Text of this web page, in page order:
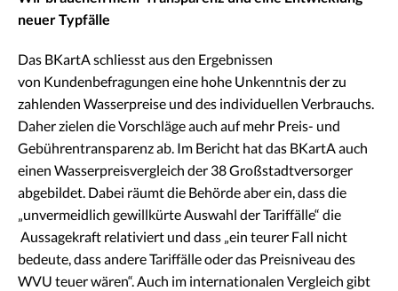
neuer Typfälle
Das BKartA schliesst aus den Ergebnissen
von Kundenbefragungen eine hohe Unkenntnis der zu
zahlenden Wasserpreise und des individuellen Verbrauchs.
Daher zielen die Vorschläge auch auf mehr Preis- und
Gebührentransparenz ab. Im Bericht hat das BKartA auch
einen Wasserpreisvergleich der 38 Großstadtversorger
abgebildet. Dabei räumt die Behörde aber ein, dass die
„unvermeidlich gewillkürte Auswahl der Tariffälle“ die
Aussagekraft relativiert und dass „ein teurer Fall nicht
bedeute, dass andere Tariffälle oder das Preisniveau des
WVU teuer wären“. Auch im internationalen Vergleich gibt